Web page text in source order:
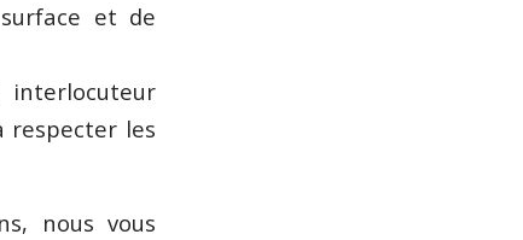
et de
interlocuteur
respecter les
nous vous